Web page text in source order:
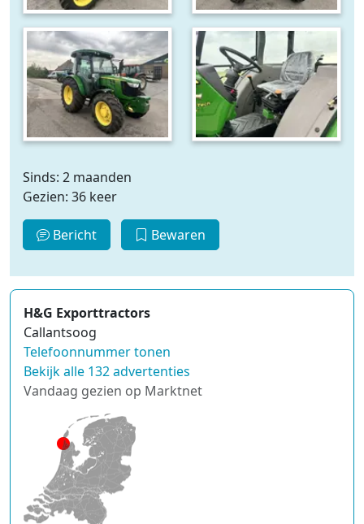
Sinds: 2 maanden
Gezien: 36 keer
Bericht Bewaren
H&G Exporttractors
Callantsoog
Telefoonnummer tonen
Bekijk alle 132 advertenties
Vandaag gezien op Marktnet